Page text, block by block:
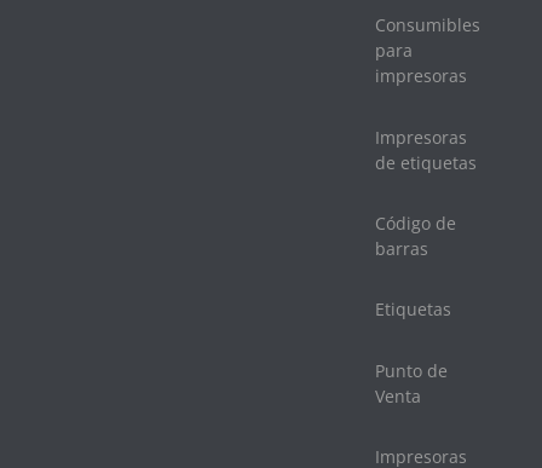
Consumibles
para
impresoras
Impresoras
de etiquetas
Código de
barras
Etiquetas
Punto de
Venta
Impresoras